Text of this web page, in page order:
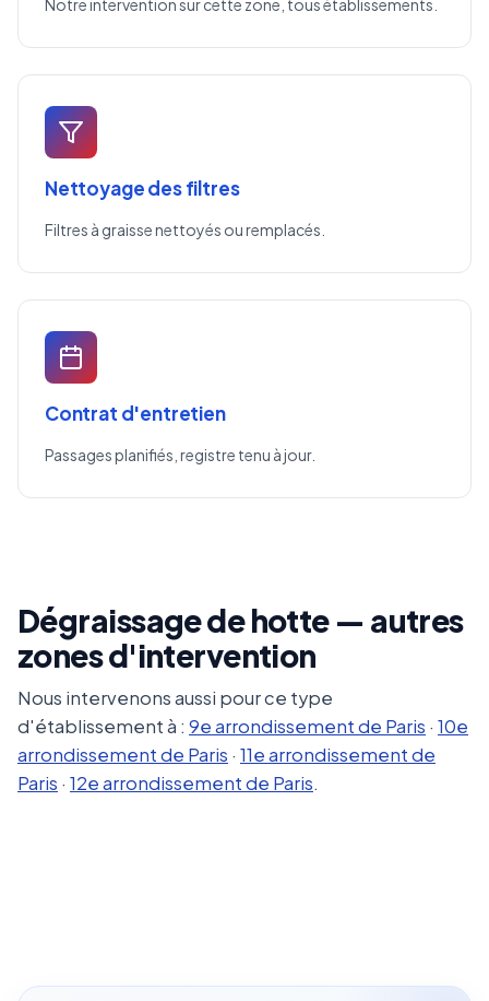
Notre intervention sur cette zone, tous établissements.
Nettoyage des filtres
Filtres à graisse nettoyés ou remplacés.
Contrat d'entretien
Passages planifiés, registre tenu à jour.
Dégraissage de hotte — autres
zones d'intervention
Nous intervenons aussi pour ce type
d'établissement à : 9e arrondissement de Paris · 10e
arrondissement de Paris · 11e arrondissement de
Paris · 12e arrondissement de Paris.